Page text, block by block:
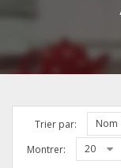
Trier par:
Nom
Montrer:
20